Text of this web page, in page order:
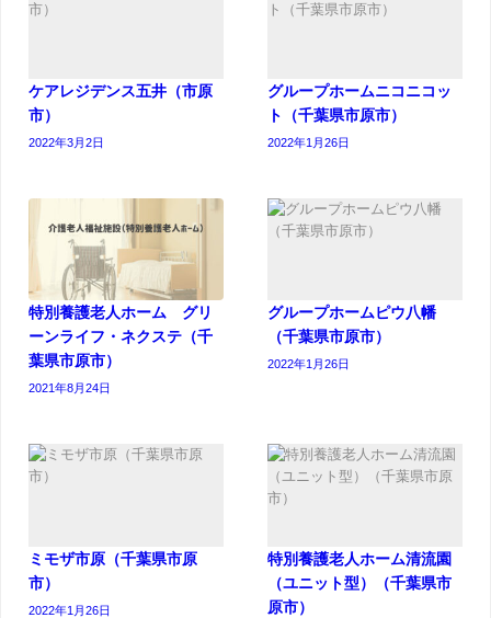
ケアレジデンス五井（市原
市）
2022年3月2日
グループホームニコニコッ
ト（千葉県市原市）
2022年1月26日
特別養護老人ホーム グリ
ーンライフ・ネクステ（千
葉県市原市）
2021年8月24日
グループホームピウ八幡
（千葉県市原市）
2022年1月26日
ミモザ市原（千葉県市原
市）
2022年1月26日
特別養護老人ホーム清流園
（ユニット型）（千葉県市
原市）